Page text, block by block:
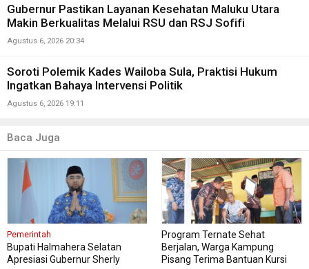
Gubernur Pastikan Layanan Kesehatan Maluku Utara
Makin Berkualitas Melalui RSU dan RSJ Sofifi
Agustus 6, 2026 20:34
Soroti Polemik Kades Wailoba Sula, Praktisi Hukum
Ingatkan Bahaya Intervensi Politik
Agustus 6, 2026 19:11
Baca Juga
Pemerintah
Bupati Halmahera Selatan
Apresiasi Gubernur Sherly
Program Ternate Sehat
Berjalan, Warga Kampung
Pisang Terima Bantuan Kursi